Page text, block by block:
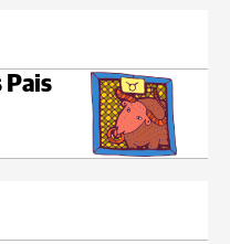
Pais